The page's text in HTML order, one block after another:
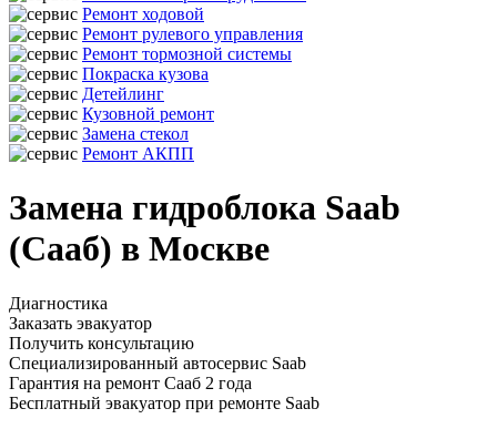
Ремонт ходовой
Ремонт рулевого управления
Ремонт тормозной системы
Покраска кузова
Детейлинг
Кузовной ремонт
Замена стекол
Ремонт АКПП
Замена гидроблока Saab
(Сааб) в Москве
Диагностика
Заказать эвакуатор
Получить консультацию
Специализированный автосервис Saab
Гарантия на ремонт Сааб 2 года
Бесплатный эвакуатор при ремонте Saab